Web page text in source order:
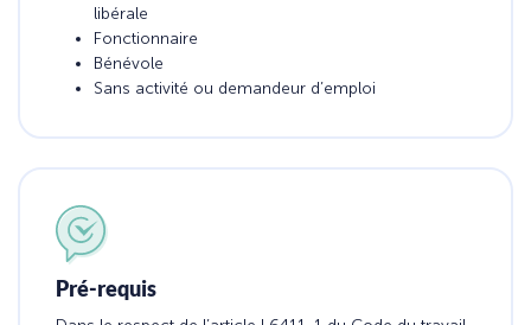
libérale
Fonctionnaire
Bénévole
Sans activité ou demandeur d’emploi
Pré-requis